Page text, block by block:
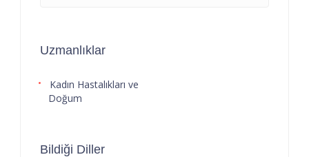
Uzmanlıklar
Kadın Hastalıkları ve
Doğum
Bildiği Diller